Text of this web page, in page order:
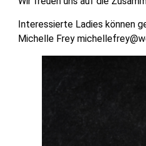
Interessierte Ladies können
Michelle Frey